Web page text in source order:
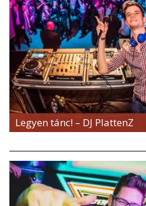
Legyen tánc! – DJ PlattenZ